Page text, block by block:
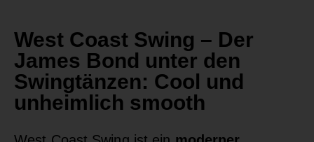
West Coast Swing – Der
James Bond unter den
Swingtänzen: Cool und
unheimlich smooth